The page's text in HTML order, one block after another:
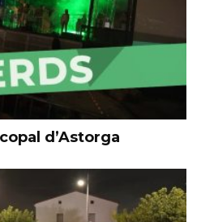
d’Astorga